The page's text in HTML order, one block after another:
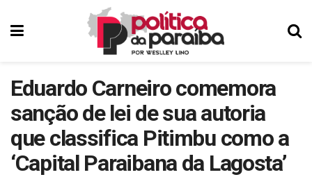
Eduardo Carneiro comemora
sanção de lei de sua autoria
que classifica Pitimbu como a
‘Capital Paraibana da Lagosta’